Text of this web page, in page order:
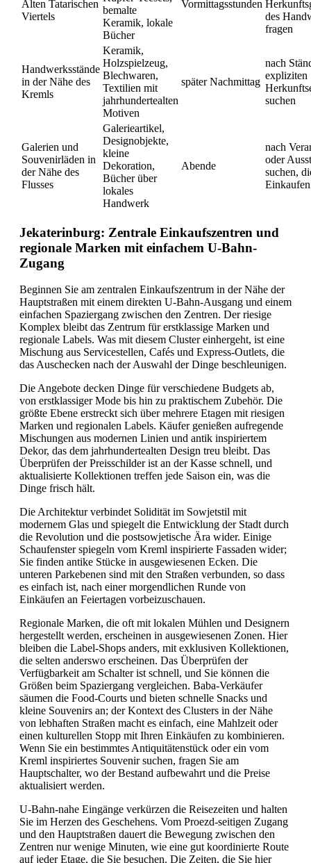
Alten Tatarischen
Viertels
bemalte
Keramik, lokale
Bücher
Vormittagsstunden
des
fragen
Handwerksstände
in der Nähe des
Kremls
Keramik,
Holzspielzeug,
Blechwaren,
Textilien mit
jahrhundertealten
Motiven
später Nachmittag
nach
expliziten
suchen
Galerien und
Souvenirläden in
der Nähe des
Flusses
Galerieartikel,
Designobjekte,
kleine
Dekoration,
Bücher über
lokales
Handwerk
Abende
nach
oder
suchen,
Jekaterinburg: Zentrale Einkaufszentren und
regionale Marken mit einfachem U-Bahn-
Zugang
Beginnen Sie am zentralen Einkaufszentrum in der Nähe der
Hauptstraßen mit einem direkten U-Bahn-Ausgang und einem
einfachen Spaziergang zwischen den Zentren. Der riesige
Komplex bleibt das Zentrum für erstklassige Marken und
regionale Labels. Was mit diesem Cluster einhergeht, ist eine
Mischung aus Servicestellen, Cafés und Express-Outlets, die
das Auschecken nach der Auswahl der Dinge beschleunigen.
Die Angebote decken Dinge für verschiedene Budgets ab,
von erstklassiger Mode bis hin zu praktischem Zubehör. Die
größte Ebene erstreckt sich über mehrere Etagen mit riesigen
Marken und regionalen Labels. Käufer genießen aufregende
Mischungen aus modernen Linien und antik inspiriertem
Dekor, das dem jahrhundertealten Design treu bleibt. Das
Überprüfen der Preisschilder ist an der Kasse schnell, und
aktualisierte Kollektionen treffen jede Saison ein, was die
Dinge frisch hält.
Die Architektur verbindet Solidität im Sowjetstil mit
modernem Glas und spiegelt die Entwicklung der Stadt durch
die Revolution und die postsowjetische Ära wider. Einige
Schaufenster spiegeln vom Kreml inspirierte Fassaden wider;
Sie finden antike Stücke in ausgewiesenen Ecken. Die
unteren Parkebenen sind mit den Straßen verbunden, so dass
es einfach ist, nach einer morgendlichen Runde von
Einkäufen an Feiertagen vorbeizuschauen.
Regionale Marken, die oft mit lokalen Mühlen und Designern
hergestellt werden, erscheinen in ausgewiesenen Zonen. Hier
bleiben die Label-Shops anders, mit exklusiven Kollektionen,
die selten anderswo erscheinen. Das Überprüfen der
Verfügbarkeit am Schalter ist schnell, und Sie können die
Größen beim Spaziergang vergleichen. Baba-Verkäufer
säumen die Food-Courts und bieten schnelle Snacks und
kleine Souvenirs an; der Kontext des Clusters in der Nähe
von lebhaften Straßen macht es einfach, eine Mahlzeit oder
einen kulturellen Stopp mit Ihren Einkäufen zu kombinieren.
Wenn Sie ein bestimmtes Antiquitätenstück oder ein vom
Kreml inspiriertes Souvenir suchen, fragen Sie am
Hauptschalter, wo der Bestand aufbewahrt und die Preise
aktualisiert werden.
U-Bahn-nahe Eingänge verkürzen die Reisezeiten und halten
Sie im Herzen des Geschehens. Vom Proezd-seitigen Zugang
und den Hauptstraßen dauert die Bewegung zwischen den
Zentren nur wenige Minuten, wie eine gut koordinierte Route
auf jeder Etage, die Sie besuchen. Die Zeiten, die Sie hier